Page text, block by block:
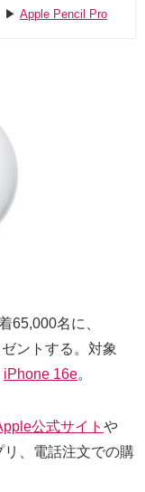
▶︎ Apple Pencil Pro
65,000名に、
ントする。対象
iPhone 16e。
公式サイト や
、電話注文での購